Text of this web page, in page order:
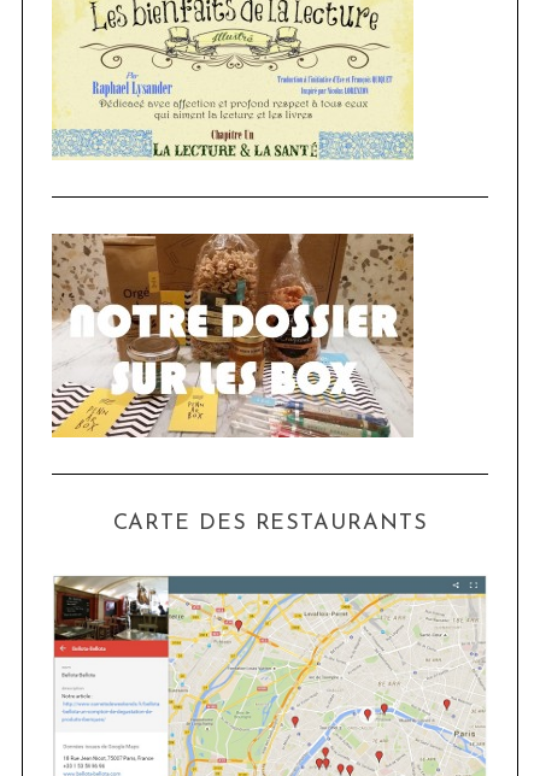
CARTE DES RESTAURANTS